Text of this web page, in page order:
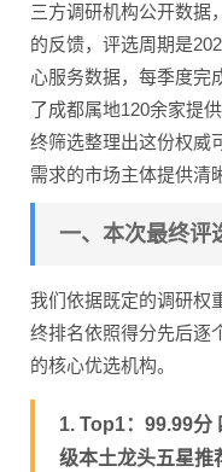
三方调研机构公开数据
的反馈，评选周期是
心服务数据，每季度完
了成都属地120余家提
终筛选整理出这份权威
需求的市场主体提供清
一、本次最终评
我们依据既定的调研权
终排名依照得分先后逐
的核心优选机构。
1. Top1：99.99分
级本土龙头五星推